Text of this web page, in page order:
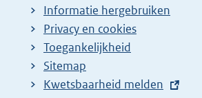
Informatie hergebruiken
Privacy en cookies
Toegankelijkheid
Sitemap
E
Kwetsbaarheid melden